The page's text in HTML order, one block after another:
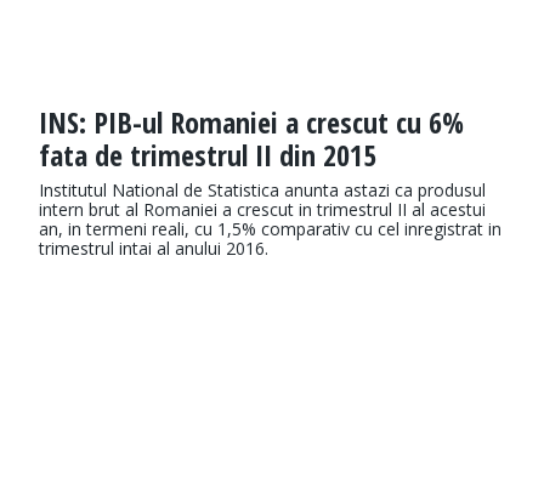
INS: PIB-ul Romaniei a crescut cu 6%
fata de trimestrul II din 2015
Institutul National de Statistica anunta astazi ca produsul
intern brut al Romaniei a crescut in trimestrul II al acestui
an, in termeni reali, cu 1,5% comparativ cu cel inregistrat in
trimestrul intai al anului 2016.